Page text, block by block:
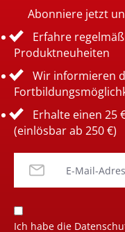
Abonniere jetzt
Erfahre
Produktneuheiten
Wir informieren
Erhalte einen 25
(einlösbar ab 250 €)
Ich habe die